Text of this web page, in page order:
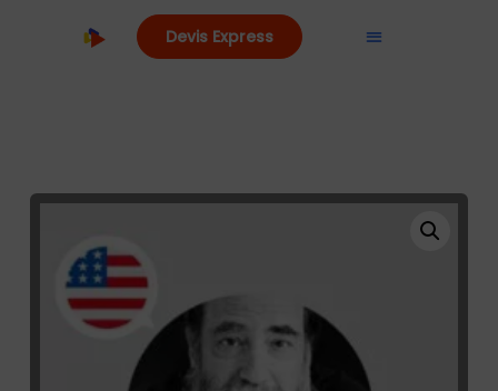
Devis Express